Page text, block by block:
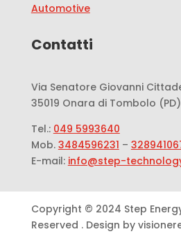
Automotive
Contatti
Via Senatore Giovanni
35019 Onara di Tombolo (PD)
Tel.: 049 5993640
Mob. 3484596231 –
E-mail: info@step-
Copyright © 2024 Step
Reserved . Design by